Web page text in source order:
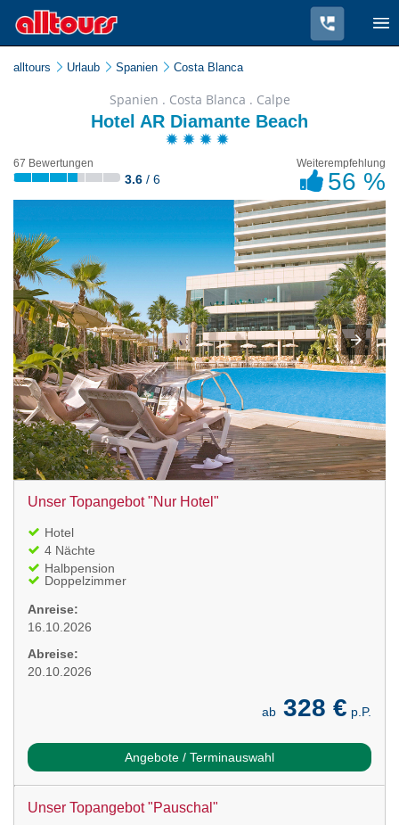
alltours Urlaub Spanien Costa Blanca
Spanien . Costa Blanca . Calpe
Hotel AR Diamante Beach
67 Bewertungen
3.6 / 6
Weiterempfehlung
56 %
Unser Topangebot "Nur Hotel"
Hotel
4 Nächte
Halbpension
Doppelzimmer
Anreise:
16.10.2026
Abreise:
20.10.2026
ab 328 € p.P.
Angebote / Terminauswahl
Unser Topangebot "Pauschal"